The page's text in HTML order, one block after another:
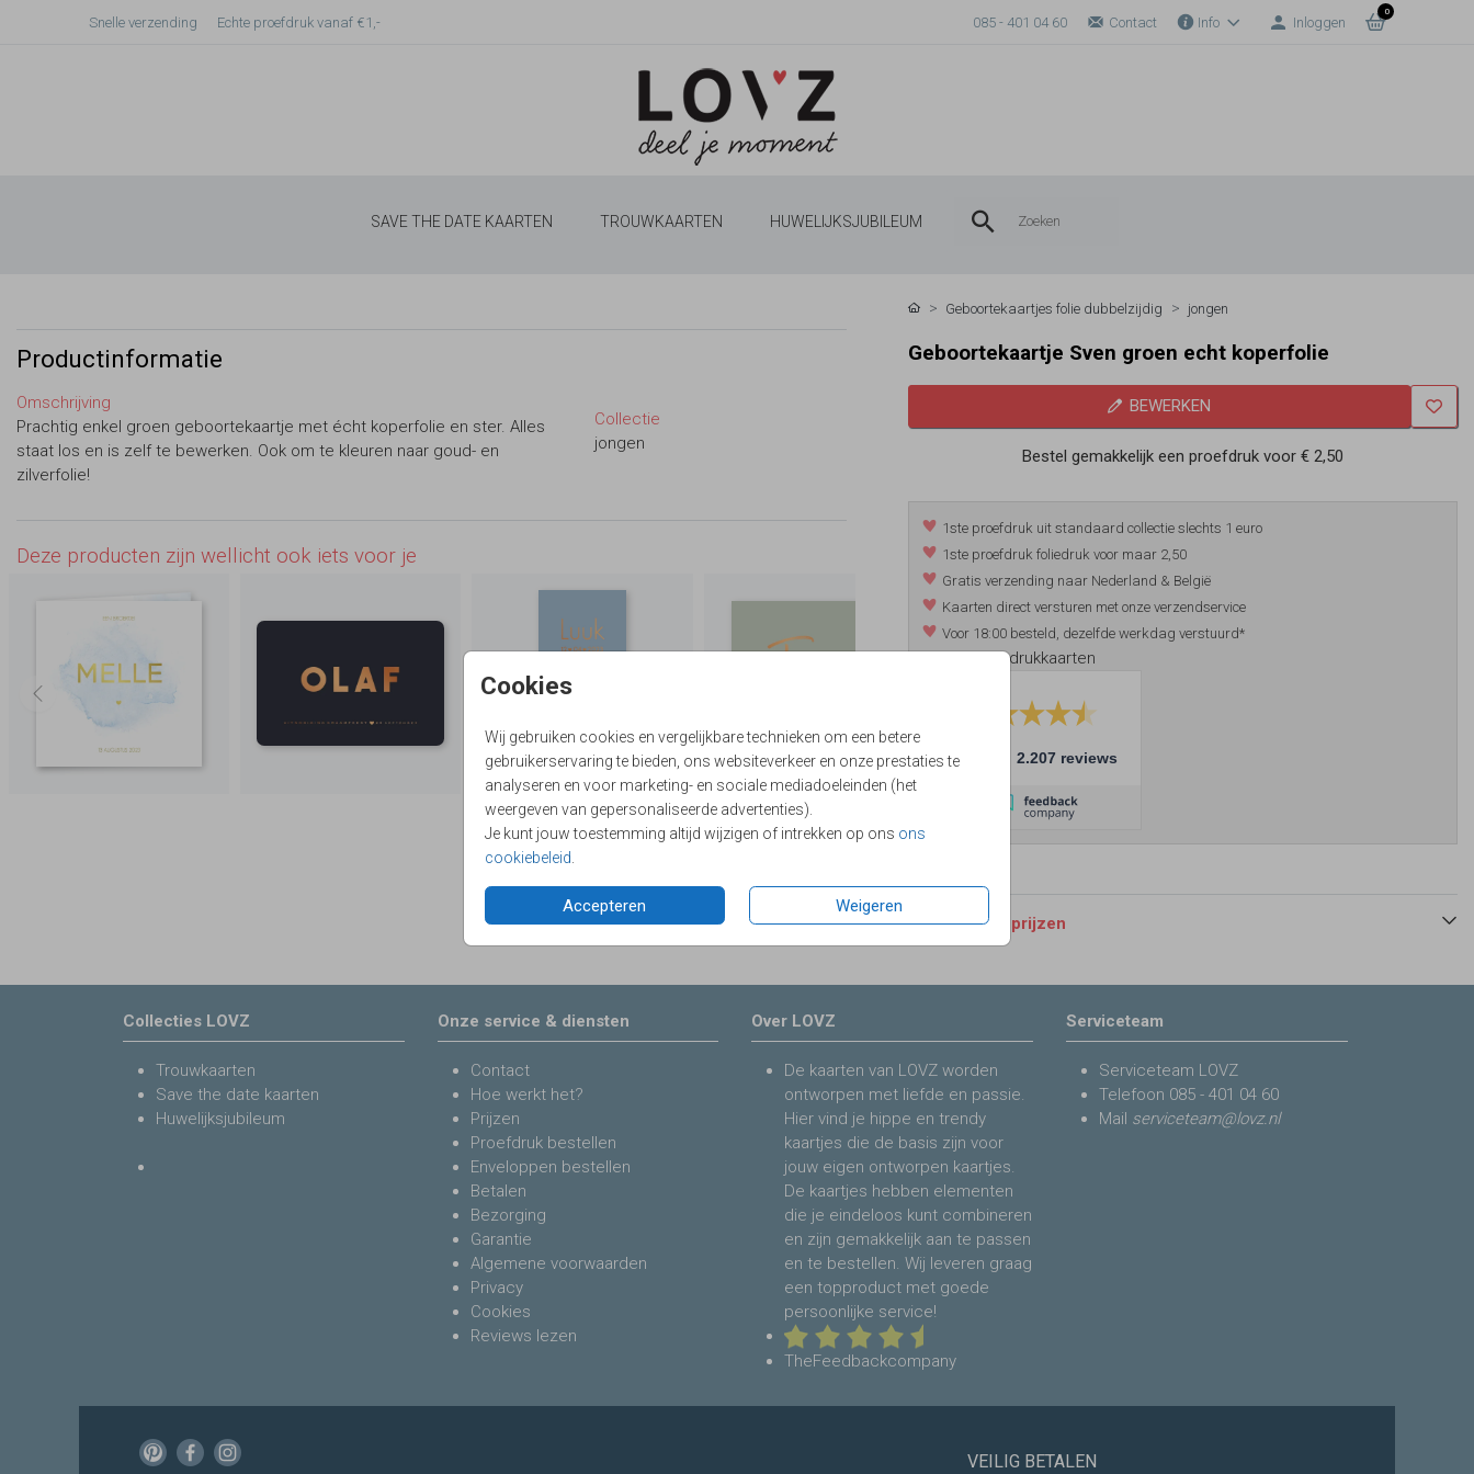
Snelle verzending Echte proefdruk vanaf €1,- 085 - 401 04 60 Contact Info Inloggen
0
SAVE THE DATE KAARTEN TROUWKAARTEN HUWELIJKSJUBILEUM
Cookies
Wij gebruiken cookies en vergelijkbare technieken om een betere
gebruikerservaring te bieden, ons websiteverkeer en onze prestaties te
analyseren en voor marketing- en sociale mediadoeleinden (het
weergeven van gepersonaliseerde advertenties).
Je kunt jouw toestemming altijd wijzigen of intrekken op ons ons
cookiebeleid
Accepteren Weigeren
Productinformatie
Omschrijving
Prachtig enkel groen geboortekaartje met écht koperfolie en ster. Alles
staat los en is zelf te bewerken. Ook om te kleuren naar goud- en
zilverfolie!
Collectie
jongen
Deze producten zijn wellicht ook iets voor je
Geboortekaartjes folie dubbelzijdig jongen
Geboortekaartje Sven groen echt koperfolie
BEWERKEN
Bestel gemakkelijk een proefdruk voor€ 2,50
1ste proefdruk uit standaard collectie slechts 1 euro
1ste proefdruk foliedruk voor maar 2,50
Gratis verzending naar Nederland & België
Kaarten direct versturen met onze verzendservice
Voor 18:00 besteld, dezelfde werkdag verstuurd*
*m.u.v. foliedrukkaarten
9.4 2.207 reviews
Formaten en prijzen
Collecties LOVZ
Trouwkaarten
Save the date kaarten
Huwelijksjubileum
Onze service & diensten
Contact
Hoe werkt het?
Prijzen
Proefdruk bestellen
Enveloppen bestellen
Betalen
Bezorging
Garantie
Algemene voorwaarden
Privacy
Cookies
Reviews lezen
Over LOVZ
De kaarten van LOVZ worden
ontworpen met liefde en passie.
Hier vind je hippe en trendy
kaartjes die de basis zijn voor
jouw eigen ontworpen kaartjes.
De kaartjes hebben elementen
die je eindeloos kunt combineren
en zijn gemakkelijk aan te passen
en te bestellen. Wij leveren graag
een topproduct met goede
persoonlijke service!
TheFeedbackcompany
Serviceteam
Serviceteam LOVZ
Telefoon 085 - 401 04 60
Mail serviceteam@lovz.nl
VEILIG BETALEN